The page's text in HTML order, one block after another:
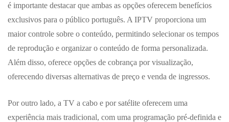
é importante destacar que ambas as opções oferecem benefícios
exclusivos para o público português. A IPTV proporciona um
maior controle sobre o conteúdo, permitindo selecionar os tempos
de reprodução e organizar o conteúdo de forma personalizada.
Além disso, oferece opções de cobrança por visualização,
oferecendo diversas alternativas de preço e venda de ingressos.
Por outro lado, a TV a cabo e por satélite oferecem uma
experiência mais tradicional, com uma programação pré-definida e